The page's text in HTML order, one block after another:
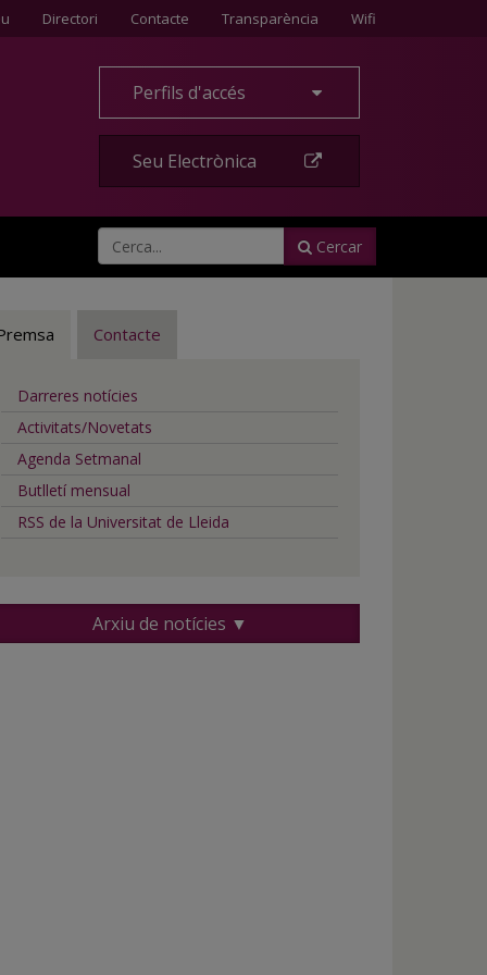
Directori Contacte
Contacte Transparència Wifi
Perfils d'accés
Seu Electrònica
Cercar
Contacte
Darreres notícies
Activitats/Novetats
Agenda Setmanal
Butlletí mensual
RSS de la Universitat de Lleida
Arxiu de notícies ▼